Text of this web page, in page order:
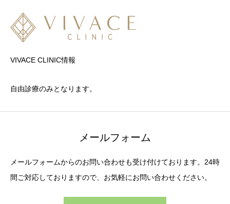
VIVACE CLINIC情報
自由診療のみとなります。
メールフォーム
メールフォームからのお問い合わせも受け付けております。24時
間ご対応しておりますので、お気軽にお問い合わせください。